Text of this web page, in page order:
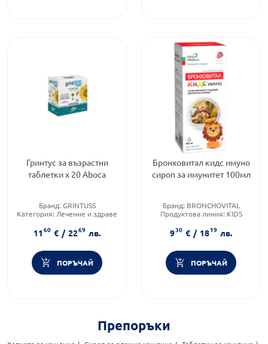
Гринтус за възрастни
таблетки х 20 Aboca
Бранд: GRINTUSS
Категория: Лечение и здраве
1160 € / 2269 лв.
ПОРЪЧАЙ
Бронховитал кидс имуно
сироп за имунитет 100мл
Бранд: BRONCHOVITAL
Продуктова линия: KIDS
930 € / 1819 лв.
ПОРЪЧАЙ
Препоръки